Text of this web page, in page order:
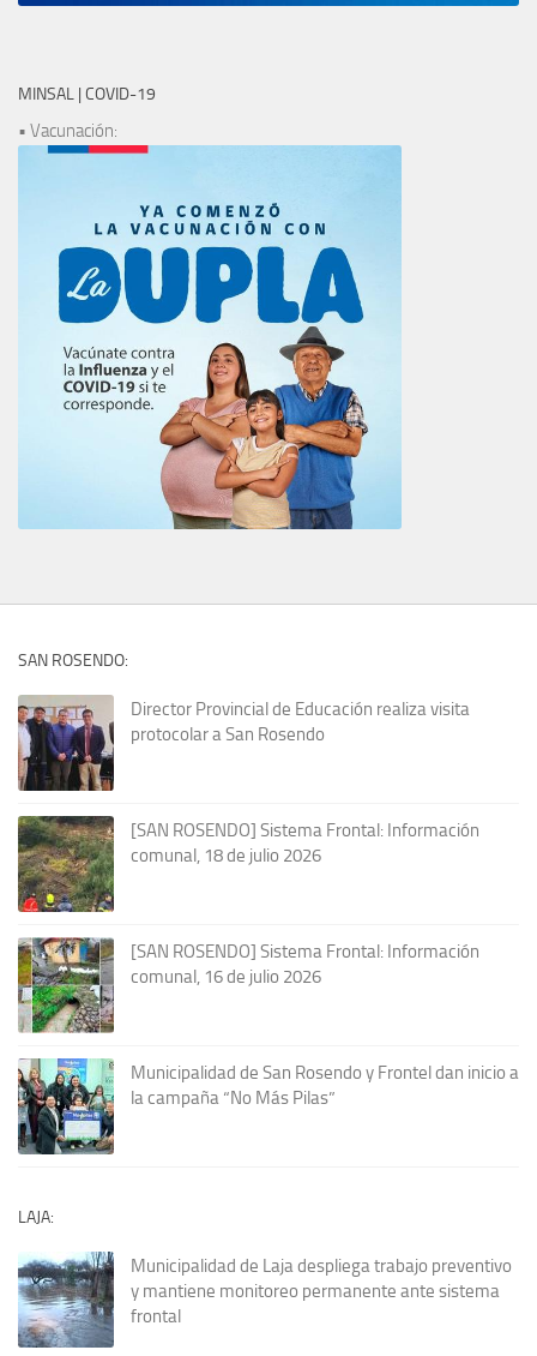
MINSAL | COVID-19
• Vacunación:
SAN ROSENDO:
Director Provincial de Educación realiza visita
protocolar a San Rosendo
[SAN ROSENDO] Sistema Frontal: Información
comunal, 18 de julio 2026
[SAN ROSENDO] Sistema Frontal: Información
comunal, 16 de julio 2026
Municipalidad de San Rosendo y Frontel dan inicio a
la campaña “No Más Pilas”
LAJA:
Municipalidad de Laja despliega trabajo preventivo
y mantiene monitoreo permanente ante sistema
frontal